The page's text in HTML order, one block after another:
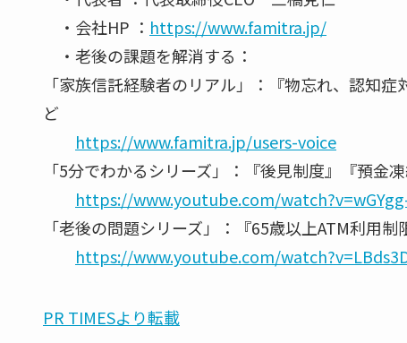
・会社HP ： https://www.famitra.jp/
・老後の課題を解消する：
「家族信託経験者のリアル」：『物忘れ、認知
ど
https://www.famitra.jp/users-voice
「5分でわかるシリーズ」：『後見制度』『預金
https://www.youtube.com/
「老後の問題シリーズ」：『65歳以上ATM利用
https://www.youtube.com/
PR TIMESより転載